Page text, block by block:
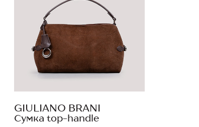
GIULIANO BRANI
Сумка top-handle